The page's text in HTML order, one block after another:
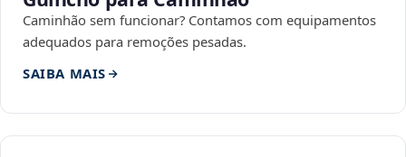
Caminhão sem funcionar? Contamos com equipamentos
adequados para remoções pesadas.
SAIBA MAIS